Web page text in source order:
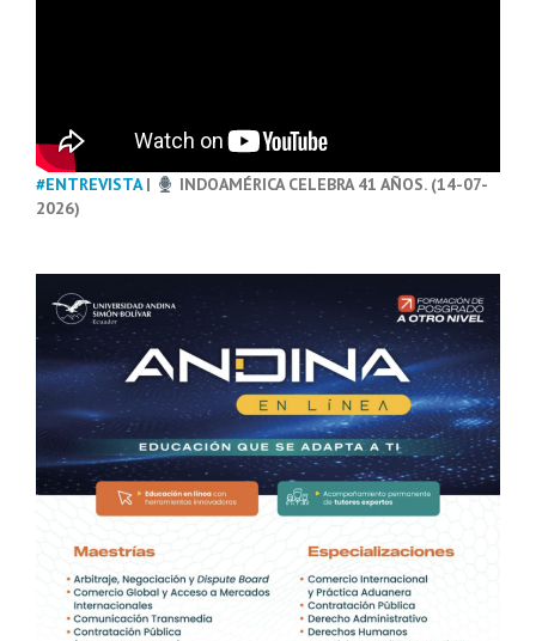
#ENTREVISTA|
INDOAMÉRICA CELEBRA 41 AÑOS. (14-07-
2026)